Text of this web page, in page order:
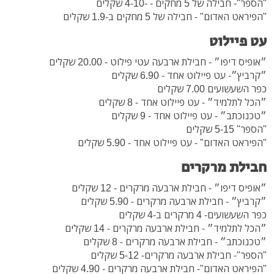
"הספר"- חבילה של 5 מחקים - -4-10 שקלים
"הפיראט האדום" - חבילה של 5 מחקים ב-1.9 שקלים
עט פיילוט
״אופיס דיפו״ - חבילת ארבעה עטי פילוט - 20.00 שקלים
״קרביץ״- עט פיילוט אחד - 6.90 שקלים
כפר השעשועים 7.00 שקלים
״הכל לתלמיד״ - עט פיילוט אחד - 8 שקלים
״טכנוכתב״ - עט פיילוט אחד - 9 שקלים
"הספר" 5-15 שקלים
"הפיראט האדום" - עט פיילוט אחד - 5.90 שקלים
חבילת מרקרים
״אופיס דיפו״ - חבילת ארבעה מרקרים - 12 שקלים
״קרביץ״ - חבילת ארבעה מרקרים - 5.90 שקלים
כפר השעשועים- 4 מרקרים ב-4 שקלים
״הכל לתלמיד״ - חבילת ארבעה מרקרים - 14 שקלים
״טכנוכתב״ - חבילת ארבעה מרקרים - 8 שקלים
"הספר"- חבילת ארבעה מרקרים- 5-12 שקלים
"הפיראט האדום"- חבילת ארבעה מרקרים - 4.90 שקלים